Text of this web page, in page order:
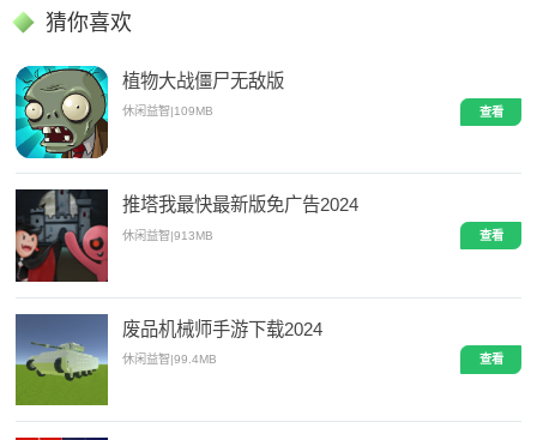
猜你喜欢
植物大战僵尸无敌版
休闲益智 109MB 查看
推塔我最快最新版免广告2024
休闲益智|913MB 查看
废品机械师手游下载2024
休闲益智|99.4MB 查看